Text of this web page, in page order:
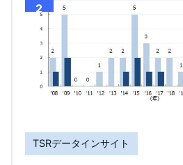
2
TSRデータインサイト